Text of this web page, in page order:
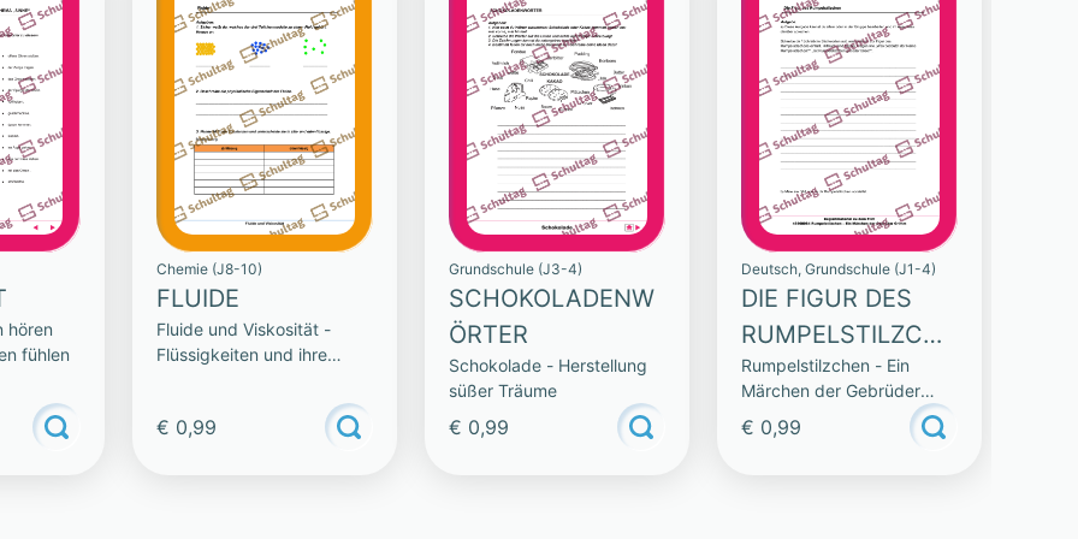
hören
fühlen
Chemie (J8-10)
FLUIDE
Fluide und Viskosität -
Flüssigkeiten und ihre
€ 0,99
Grundschule (J3-4)
SCHOKOLADENW
ÖRTER
Schokolade - Herstellung
süßer Träume
€ 0,99
Deutsch, Grundschule (J1-4)
DIE FIGUR DES
RUMPELSTILZCHE
N
Rumpelstilzchen - Ein
Märchen der Gebrüder
Grimm
€ 0,99